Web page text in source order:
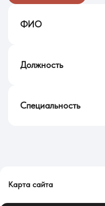
ФИО
Должность
изобразительного искусства
Специальность
Карта сайта